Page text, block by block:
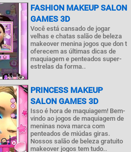
FASHION MAKEUP SALON
GAMES 3D
Você está cansado de jogar
velhas e chatas salão de beleza
makeover menina jogos que don t
oferecem as últimas dicas de
maquiagem e penteados super-
estrelas da forma..
PRINCESS MAKEUP
SALON GAMES 3D
Isso é hora de maquiagem! Bem-
vindo ao jogos de maquiagem de
meninas nova marca com
penteados de miúdas giras.
Nossos salão de beleza gratuito
makeover jogos tem tudo..